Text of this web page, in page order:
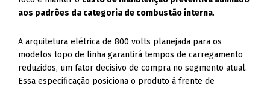
aos padrões da categoria de combustão interna.
A arquitetura elétrica de 800 volts planejada para os
modelos topo de linha garantirá tempos de carregamento
reduzidos, um fator decisivo de compra no segmento atual.
Essa especificação posiciona o produto à frente de